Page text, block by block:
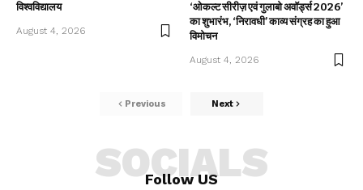
विश्वविद्यालय
August 4, 2026
‘ओकल्ट सीरीज़ एवं गुलाबो अवॉर्ड्स 2026’
का शुभारंभ, ‘निरावधी’ काव्य संग्रह का हुआ
विमोचन
August 4, 2026
Previous Next
Follow US
SOCIALS